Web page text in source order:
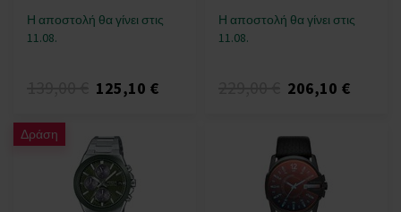
Η αποστολή θα γίνει στις
11.08.
125,10 €
Η αποστολή θα γίνει στις
11.08.
206,10 €
Δράση